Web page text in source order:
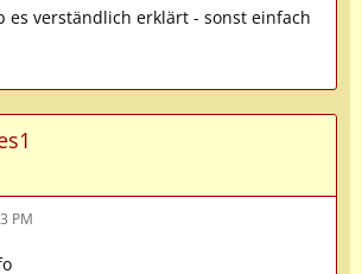
es verständlich erklärt - sonst einfach
PM